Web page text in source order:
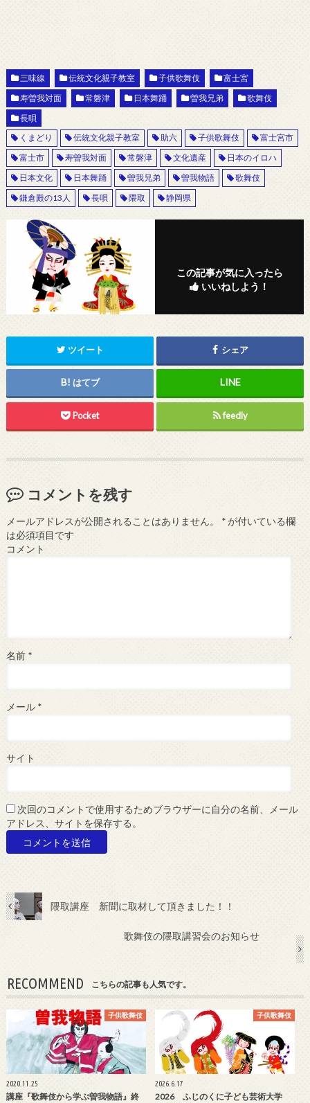
三味線 伝統文化親子教室 子供歌舞伎
富士宮
寿曽我対面
常磐津 日本舞踊 曽我兄弟
歌舞伎
長唄
くまどり
伝統文化親子教室 助六 子供歌舞伎
富士宮市
富士市
寿曽我対面 常磐津 文化遺産
日本のイロハ
日本文化
日本舞踊 曽我兄弟 曽我物語
歌舞伎
鎌倉殿の13人
長唄 隈取 静岡県
この記事が気に入ったら
いいねしよう！
ツイート シェア
はてブ
Pocket feedly
コメントを残す
メールアドレスが公開されることはありません。 *が付いている欄
は必須項目です
コメント
名前 *
メール *
サイト
次回のコメントで使用するためブラウザーに自分の名前、メール
アドレス、サイトを保存する。
隈取講座 新聞に取材して頂きました！！
歌舞伎の隈取講習会のお知らせ
RECOMMEND こちらの記事も人気です。
子供歌舞伎
2020.11.25
講座『歌舞伎から学ぶ曽我物語』終
子供歌舞伎
2026.6.17
2026 ふじのくに子ども芸術大学